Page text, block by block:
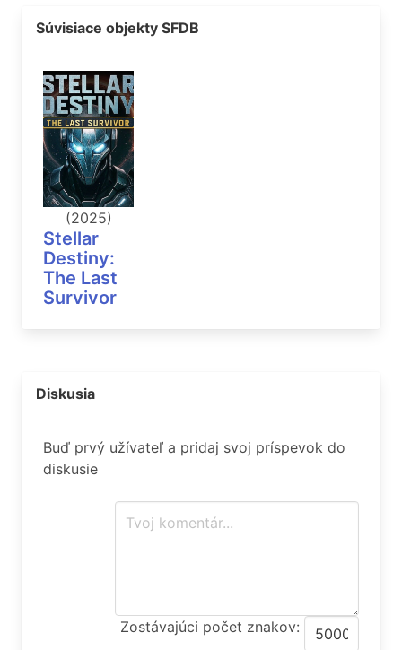
Súvisiace objekty SFDB
(2025)
Stellar
Destiny:
The Last
Survivor
Diskusia
Buď prvý užívateľ a pridaj svoj príspevok do
diskusie
Zostávajúci počet znakov: